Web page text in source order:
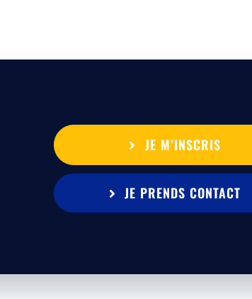
JE M’INSCRIS
JE PRENDS CONTACT